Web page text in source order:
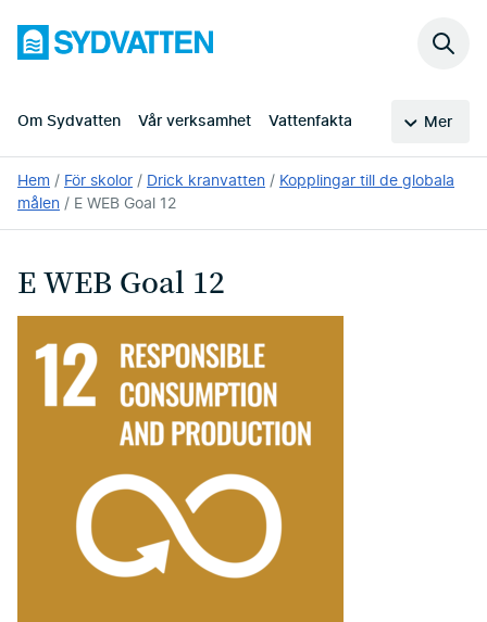
huvudinnehållet
Sydvatten
Om Sydvatten Vår verksamhet Vattenfakta Mer
Sök
Du
är
här:
Hem För skolor Drick kranvatten
Kopplingar till de globala
målen
E WEB Goal 12
E WEB Goal 12